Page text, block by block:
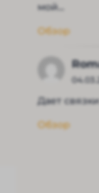
мой...
Обзор
Дает
Обзор